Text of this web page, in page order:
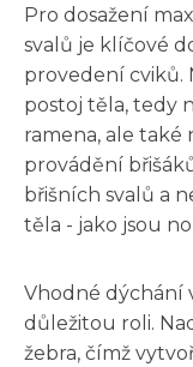
Pro dosažení
svalů je klíčové
provedení cviků.
postoj těla, tedy
ramena, ale také
provádění
břišních svalů a
těla - jako jsou
Vhodné dýchání
důležitou roli.
žebra, čímž